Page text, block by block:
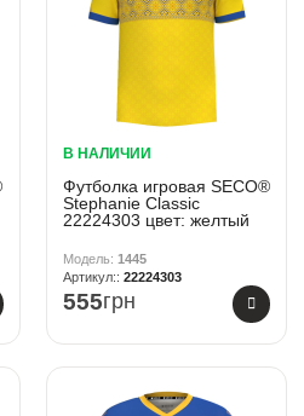
В НАЛИЧИИ
Футболка игровая SECO®
Stephanie Classic
22224303 цвет: желтый
1445
22224303
555грн